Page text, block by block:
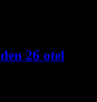
26 otel